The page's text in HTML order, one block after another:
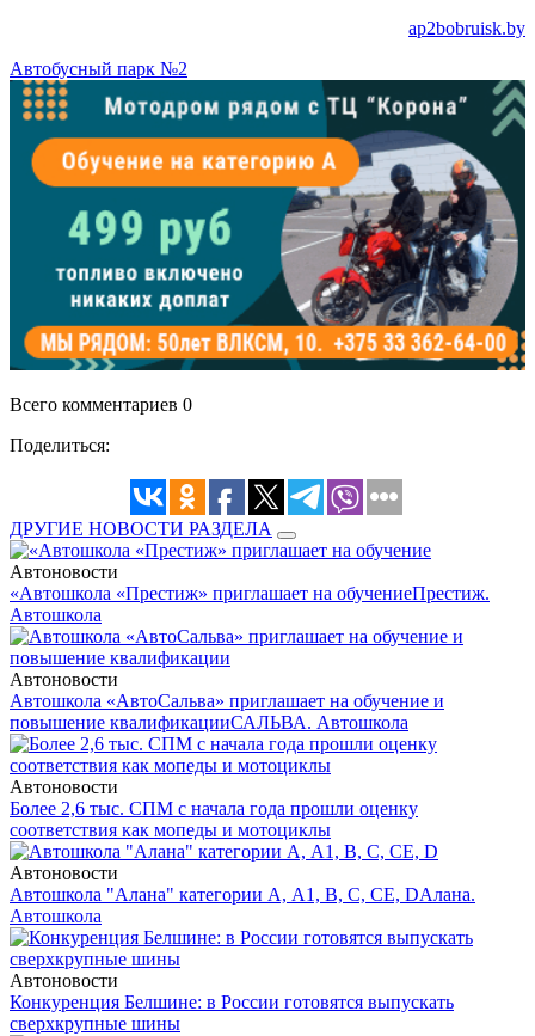
ap2bobruisk.by
Автобусный парк №2
Всего комментариев 0
Поделиться:
ДРУГИЕ НОВОСТИ РАЗДЕЛА
Автоновости
«Автошкола «Престиж» приглашает на обучениеПрестиж.
Автошкола
Автоновости
Автошкола «АвтоСальва» приглашает на обучение и
повышение квалификацииСАЛЬВА. Автошкола
Автоновости
Более 2,6 тыс. СПМ с начала года прошли оценку
соответствия как мопеды и мотоциклы
Автоновости
Автошкола "Алана" категории А, А1, В, С, СЕ, DАлана.
Автошкола
Автоновости
Конкуренция Белшине: в России готовятся выпускать
сверхкрупные шины